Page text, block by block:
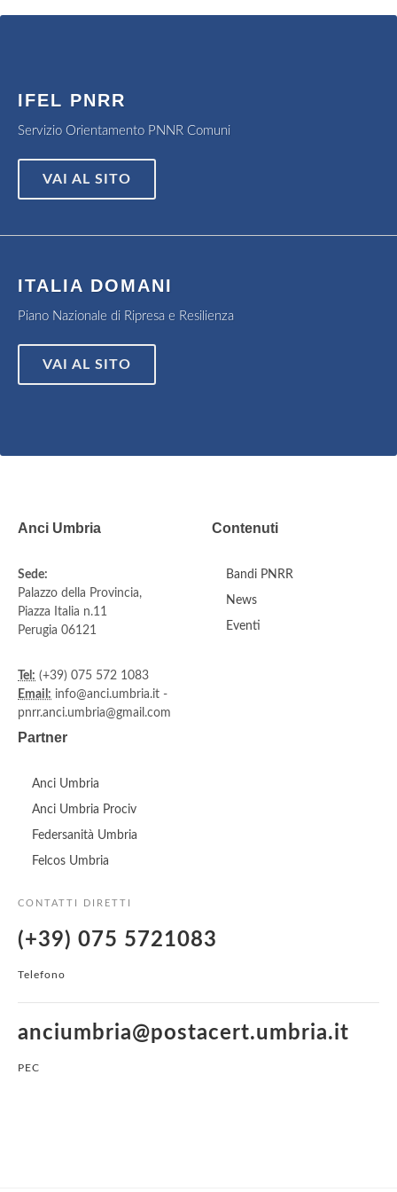
IFEL PNRR
Servizio Orientamento PNNR Comuni
VAI AL SITO
ITALIA DOMANI
Piano Nazionale di Ripresa e Resilienza
VAI AL SITO
Anci Umbria
Sede:
Palazzo della Provincia,
Piazza Italia n.11
Perugia 06121
Tel: (+39) 075 572 1083
Email: info@anci.umbria.it -
pnrr.anci.umbria@gmail.com
Contenuti
Bandi PNRR
News
Eventi
Partner
Anci Umbria
Anci Umbria Prociv
Federsanità Umbria
Felcos Umbria
CONTATTI DIRETTI
(+39) 075 5721083
Telefono
anciumbria@postacert.umbria.it
PEC